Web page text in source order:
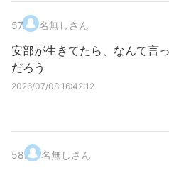
57. 名無しさん
安部が生きてたら、なんて言
だろう
2026/07/08 16:42:12
58. 名無しさん